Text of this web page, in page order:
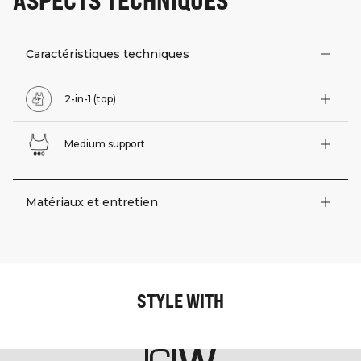
Caractéristiques techniques
2-in-1 (top)
Medium support
Matériaux et entretien
STYLE WITH